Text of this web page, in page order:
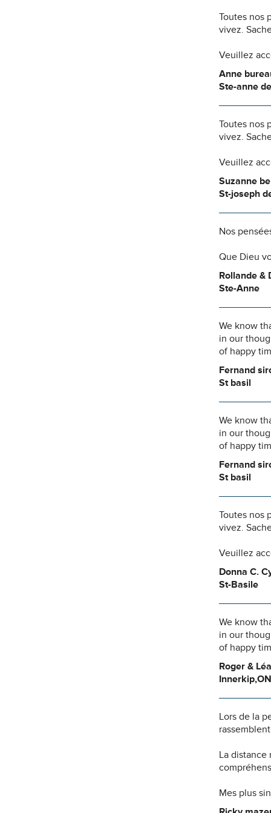
Toutes nos
vivez.
Veuillez
Anne
Ste-anne
Toutes nos
vivez.
Veuillez
Suzanne
St-joseph
Nos
Que Dieu
Rollande &
Ste-Anne
We know
in our
of happy
Fernand
St basil
We know
in our
of happy
Fernand
St basil
Toutes nos
vivez.
Veuillez
Donna C.
St-Basile
We know
in our
of happy
Roger &
Innerkip,ON
Lors de la
La
Mes plus